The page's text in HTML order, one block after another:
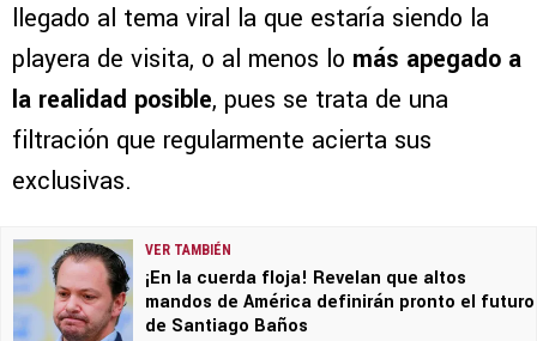
llegado al tema viral la que estaría siendo la
playera de visita, o al menos lo más apegado a
la realidad posible, pues se trata de una
filtración que regularmente acierta sus
exclusivas.
VER TAMBIÉN
¡En la cuerda floja! Revelan que altos
mandos de América definirán pronto el futuro
de Santiago Baños